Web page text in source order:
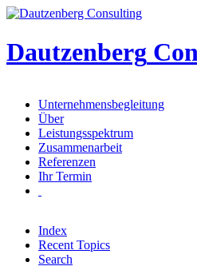
Dautzenberg
Unternehmensbegleitung
Über
Leistungsspektrum
Zusammenarbeit
Referenzen
Ihr Termin
Index
Recent Topics
Search